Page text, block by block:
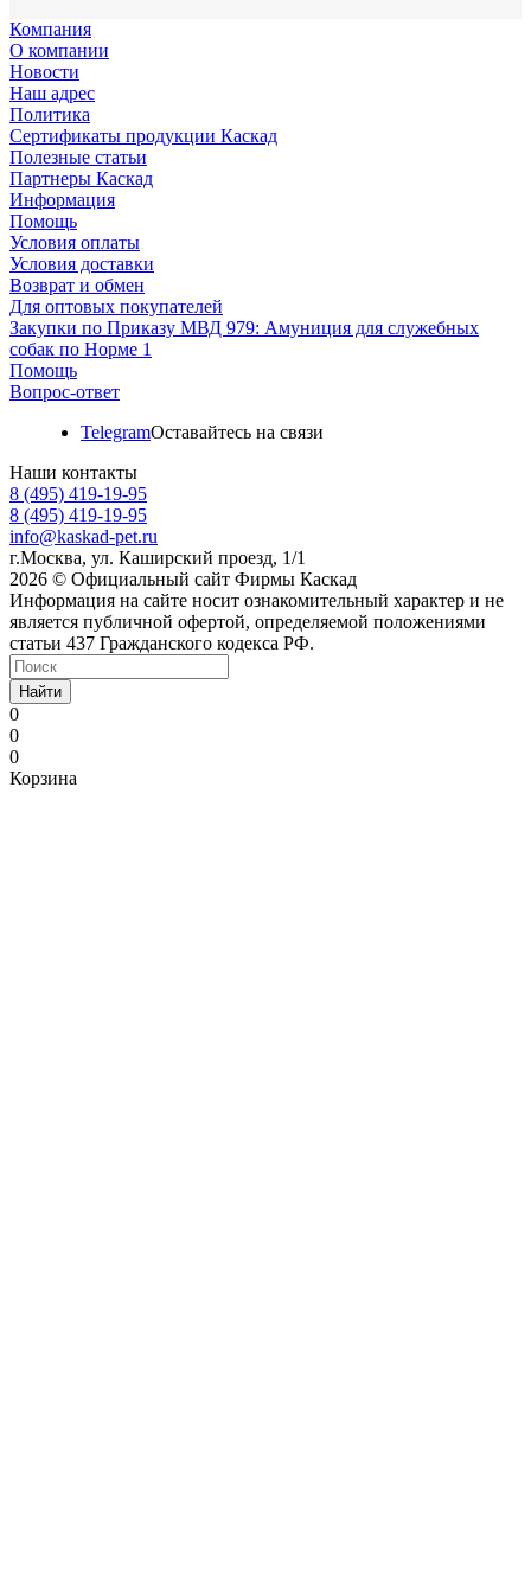
Компания
О компании
Новости
Наш адрес
Политика
Сертификаты продукции Каскад
Полезные статьи
Партнеры Каскад
Информация
Помощь
Условия оплаты
Условия доставки
Возврат и обмен
Для оптовых покупателей
Закупки по Приказу МВД 979: Амуниция для служебных
собак по Норме 1
Помощь
Вопрос-ответ
TelegramОставайтесь на связи
Наши контакты
8 (495) 419-19-95
8 (495) 419-19-95
info@kaskad-pet.ru
г.Москва, ул. Каширский проезд, 1/1
2026 © Официальный сайт Фирмы Каскад
Информация на сайте носит ознакомительный характер и не
является публичной офертой, определяемой положениями
статьи 437 Гражданского кодекса РФ.
Найти
0
0
0
Корзина